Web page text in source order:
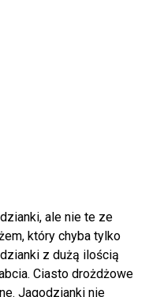
ale nie te ze
który chyba tylko
z dużą ilością
Ciasto drożdżowe
Jagodzianki nie